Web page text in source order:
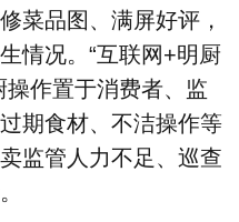
菜品图、满屏好评，
情况。“互联网+明厨
操作置于消费者、监
期食材、不洁操作等
监管人力不足、巡查